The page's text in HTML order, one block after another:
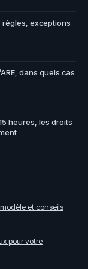
règles, exceptions
dans quels cas
heures, les droits
et conseils
pour votre